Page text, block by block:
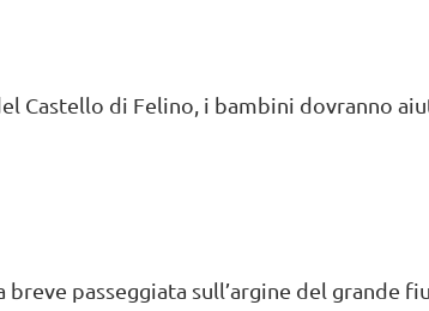
Castello di Felino, i bambini dovranno
passeggiata sull’argine del grande